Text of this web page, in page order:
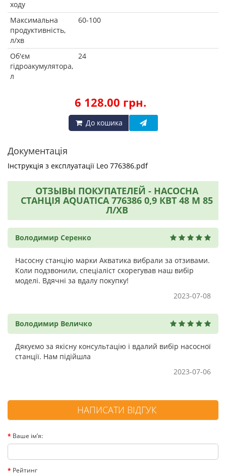
ходу
Максимальна
продуктивність,
л/хв
60-100
Об'єм
гідроакумулятора,
л
24
6 128.00 грн.
До кошика
Документація
Інструкція з експлуатації Leo 776386.pdf
ОТЗЫВЫ ПОКУПАТЕЛЕЙ - НАСОСНА
СТАНЦІЯ AQUATICA 776386 0,9 КВТ 48 М 85
Л/ХВ
Володимир Серенко
Насосну станцію марки Акватика вибрали за отзивами.
Коли подзвонили, спеціаліст скорегував наш вибір
моделі. Вдячні за вдалу покупку!
2023-07-08
Володимир Величко
Дякуємо за якісну консультацію і вдалий вибір насосної
станції. Нам підійшла
2023-07-06
НАПИСАТИ ВІДГУК
Ваше ім’я:
Рейтинг